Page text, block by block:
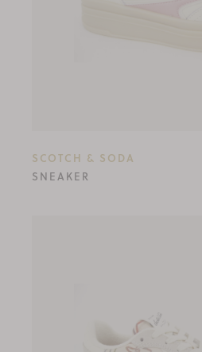
SCOTCH & SODA
SNEAKER